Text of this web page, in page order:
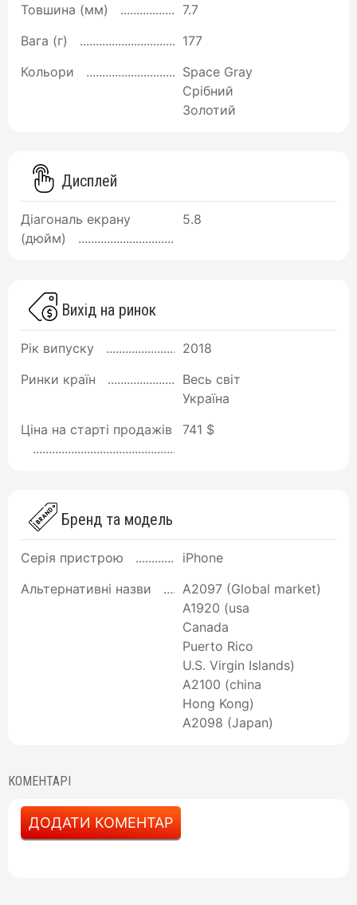
Товшина (мм)
7.7
Вага (г)
177
Кольори
Space Gray
Срібний
Золотий
Дисплей
Діагональ екрану
(дюйм)
5.8
Вихід на ринок
Рік випуску
2018
Ринки країн
Весь світ
Україна
Ціна на старті продажів
741 $
Бренд та модель
Серія пристрою
iPhone
Альтернативні назви
A2097 (Global market)
A1920 (usa
Canada
Puerto Rico
U.S. Virgin Islands)
A2100 (china
Hong Kong)
A2098 (Japan)
КОМЕНТАРІ
ДОДАТИ КОМЕНТАР